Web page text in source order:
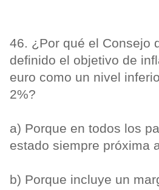
46. ¿Por qué el Consejo
definido el objetivo de
euro como un nivel
2%?
a) Porque en todos los
estado siempre próxima
b) Porque incluye un